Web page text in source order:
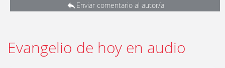
Enviar comentario al autor/a
Evangelio de hoy en audio